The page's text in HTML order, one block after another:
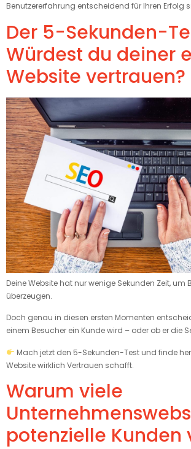
Benutzererfahrung entscheidend für Ihren Erfolg
Der 5-Sekunden-
Würdest du deiner
Website vertrauen?
Deine Website hat nur wenige Sekunden Zeit, um
überzeugen.
Doch genau in diesen ersten Momenten
einem Besucher ein Kunde wird – oder ob er die
Mach jetzt den 5-Sekunden-Test und finde
Website wirklich Vertrauen schafft.
Warum viele
potenzielle Kunden